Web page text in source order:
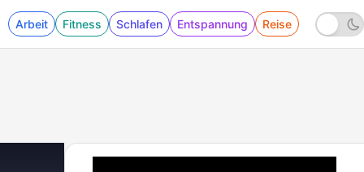
Arbeit Fitness Schlafen Entspannung Reise